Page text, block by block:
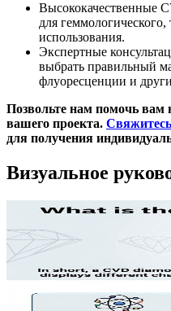
Высококачественные
для геммологического,
использования.
Экспертные
выбрать правильный
флуоресценции и
Позвольте нам помочь вам
вашего проекта.
для получения
Визуальное